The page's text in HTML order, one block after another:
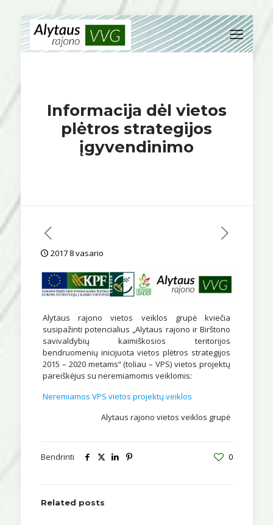
Informacija dėl vietos
plėtros strategijos
įgyvendinimo
2017 8 vasario
Alytaus rajono vietos veiklos grupė kviečia
susipažinti potencialius „Alytaus rajono ir Birštono
savivaldybių kaimiškosios teritorijos
bendruomenių inicijuota vietos plėtros strategijos
2015 – 2020 metams“ (toliau – VPS) vietos projektų
pareiškėjus su neremiamomis veiklomis:
Neremiamos VPS vietos projektų veiklos
Alytaus rajono vietos veiklos grupė
Bendrinti 0
Related posts